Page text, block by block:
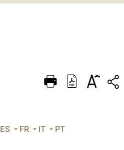
DEUTSCH
العربيّة ES - FR - IT - PT